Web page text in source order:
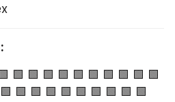
🟩 🟩 🟩 🟩 🟩 🟩 🟩 🟩 🟩 🟩
🟩 🟩 🟩 🟩 🟩 🟩 🟩 🟩 🟩